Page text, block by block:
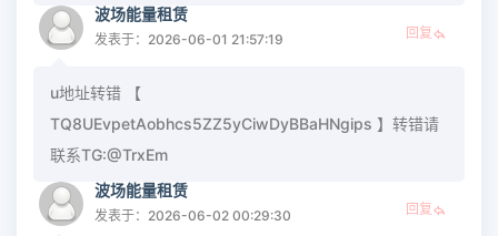
波场能量租赁
发表于：2026-06-01 21:57:19 回复
u地址转错 【
TQ8UEvpetAobhcs5ZZ5yCiwDyBBaHNgips 】转错请
联系TG:@TrxEm
波场能量租赁
发表于：2026-06-02 00:29:30 回复